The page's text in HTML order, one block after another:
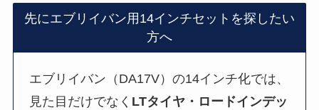
先にエブリイバン用14インチセットを探したい
方へ
エブリイバン（DA17V）の14インチ化では、
見た目だけでなく LTタイヤ・ロードインデッ